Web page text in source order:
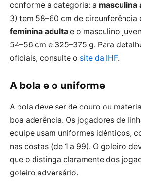
conforme a categoria: a masculina
3) tem 58–60 cm de circunferência
feminina adulta e o masculino
54–56 cm e 325–375 g. Para
oficiais, consulte o site da IHF.
A bola e o uniforme
A bola deve ser de couro ou
boa aderência. Os jogadores de
equipe usam uniformes idênticos,
nas costas (de 1 a 99). O goleiro
que o distinga claramente dos
goleiro adversário.